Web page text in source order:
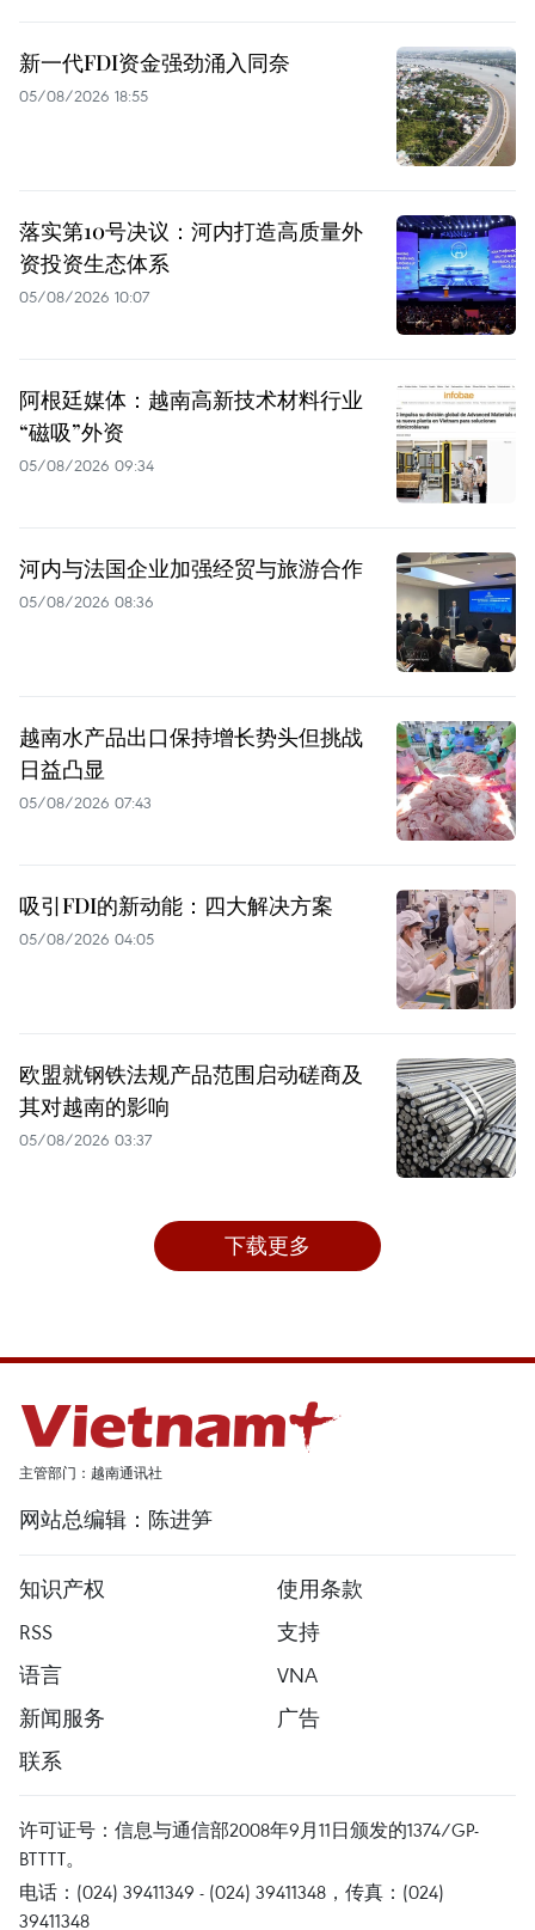
新一代FDI资金强劲涌入同奈
05/08/2026 18:55
落实第10号决议：河内打造高质量外
资投资生态体系
05/08/2026 10:07
阿根廷媒体：越南高新技术材料行业
“磁吸”外资
05/08/2026 09:34
河内与法国企业加强经贸与旅游合作
05/08/2026 08:36
越南水产品出口保持增长势头但挑战
日益凸显
05/08/2026 07:43
吸引FDI的新动能：四大解决方案
05/08/2026 04:05
欧盟就钢铁法规产品范围启动磋商及
其对越南的影响
05/08/2026 03:37
下载更多
主管部门：越南通讯社
网站总编辑：陈进笋
知识产权
使用条款
RSS
支持
语言
VNA
新闻服务
广告
联系
许可证号：信息与通信部2008年9月11日颁发的1374/GP-
BTTTT。
电话：(024) 39411349 - (024) 39411348，传真：(024)
39411348